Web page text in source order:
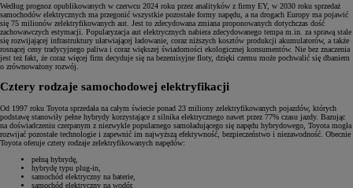
Według prognoz opublikowanych w czerwcu 2024 roku przez analityków z firmy EY, w 2030 roku sprzedaż
samochodów elektrycznych ma przegonić wszystkie pozostałe formy napędu, a na drogach Europy ma pojawić
się 75 milionów zelektryfikowanych aut. Jest to zdecydowana zmiana proponowanych dotychczas dość
zachowawczych estymacji. Popularyzacja aut elektrycznych nabiera zdecydowanego tempa m.in. za sprawą stale
się rozwijającej infrastruktury ułatwiającej ładowanie, coraz niższych kosztów produkcji akumulatorów, a także
rosnącej ceny tradycyjnego paliwa i coraz większej świadomości ekologicznej konsumentów. Nie bez znaczenia
jest też fakt, że coraz więcej firm decyduje się na bezemisyjne floty, dzięki czemu może pochwalić się dbaniem
o zrównoważony rozwój.
Cztery rodzaje samochodowej elektryfikacji
Od 1997 roku Toyota sprzedała na całym świecie ponad 23 miliony zelektryfikowanych pojazdów, których
podstawę stanowiły pełne hybrydy korzystające z silnika elektrycznego nawet przez 77% czasu jazdy. Bazując
na doświadczeniu czerpanym z niezwykle popularnego samoładującego się napędu hybrydowego, Toyota mogła
rozwijać pozostałe technologie i zapewnić im najwyższą efektywność, bezpieczeństwo i niezawodność. Obecnie
Toyota oferuje cztery rodzaje zelektryfikowanych napędów:
pełną hybrydę,
hybrydę typu plug-in,
samochód elektryczny na baterie,
samochód elektryczny na wodór.